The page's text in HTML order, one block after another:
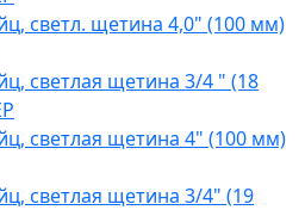
светл. щетина 4,0" (100 мм)
светлая щетина 3/4 " (18
светлая щетина 4" (100 мм)
светлая щетина 3/4" (19